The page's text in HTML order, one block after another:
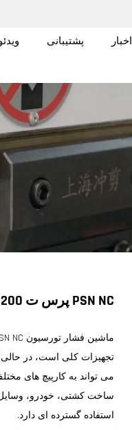
اخبار پشتیبانی
PSN NC پرس ت Brake TP10S 400T3200
تجهیزات کلی است، در
ساخت کشتی، خودرو، وسایل
استفاده گسترده ای دارد.